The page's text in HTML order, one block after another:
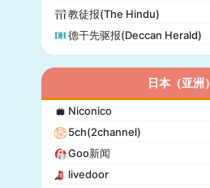
教徒报(The Hindu)
德干先驱报(Deccan Herald)
日本（亚洲）
Niconico
5ch(2channel)
Goo新闻
livedoor